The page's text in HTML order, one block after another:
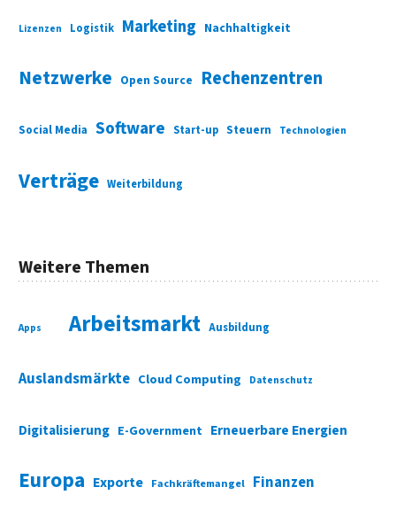
Lizenzen Logistik Marketing Nachhaltigkeit
Netzwerke Open Source Rechenzentren
Social Media Software Start-up Steuern Technologien
Verträge Weiterbildung
Weitere Themen
Apps Arbeitsmarkt Ausbildung
Auslandsmärkte Cloud Computing Datenschutz
Digitalisierung E-Government Erneuerbare Energien
Europa Exporte Fachkräftemangel Finanzen